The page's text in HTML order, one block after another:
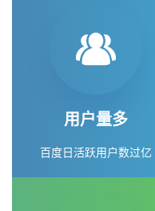
用户量多
百度日活跃用户数过亿